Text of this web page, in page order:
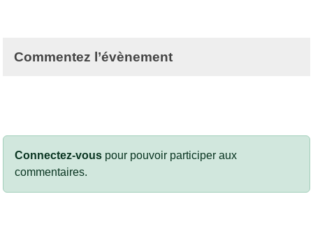
Commentez l’évènement
Connectez-vous pour pouvoir participer aux
commentaires.